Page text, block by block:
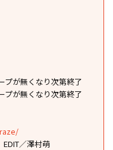
プが無くなり次第終了
プが無くなり次第終了
EDIT／澤村萌